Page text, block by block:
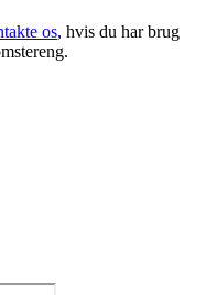
os, hvis du har brug